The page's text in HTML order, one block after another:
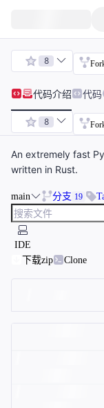
8
代码介绍 代码
8
An extremely fast
written in Rust.
main 分支 19
IDE
下载zip
Clone